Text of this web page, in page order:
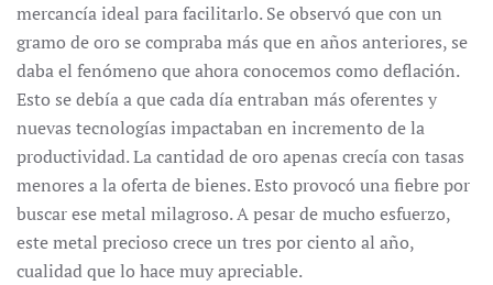
mercancía ideal para facilitarlo. Se observó que con un
gramo de oro se compraba más que en años anteriores, se
daba el fenómeno que ahora conocemos como deflación.
Esto se debía a que cada día entraban más oferentes y
nuevas tecnologías impactaban en incremento de la
productividad. La cantidad de oro apenas crecía con tasas
menores a la oferta de bienes. Esto provocó una fiebre por
buscar ese metal milagroso. A pesar de mucho esfuerzo,
este metal precioso crece un tres por ciento al año,
cualidad que lo hace muy apreciable.